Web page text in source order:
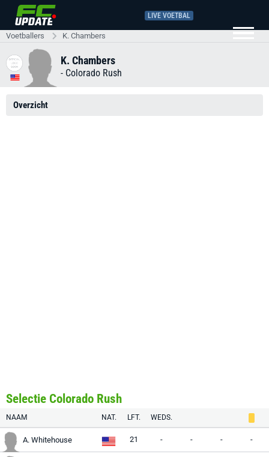
LIVE VOETBAL
Voetballers K. Chambers
K. Chambers
- Colorado Rush
Overzicht
Selectie Colorado Rush
NAAM NAT. LFT. WEDS.
A. Whitehouse 21 - - - -